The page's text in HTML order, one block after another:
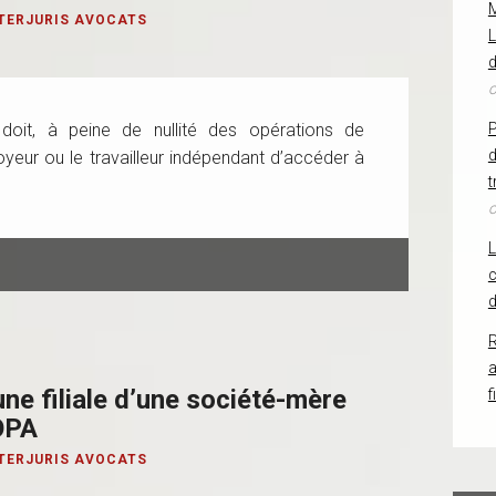
AVOCATS
doit, à peine de nullité des opérations de
ou le travailleur indépendant d’accéder à
filiale d’une société-mère
AVOCATS